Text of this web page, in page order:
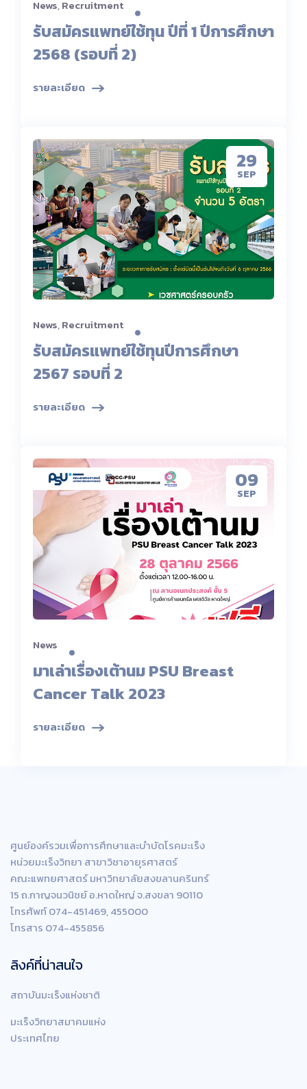
News,Recruitment
รับสมัครแพทย์ใช้ทุน ปีที่ 1 ปีการศึกษา
2568 (รอบที่ 2)
รายละเอียด
29
SEP
News,Recruitment
รับสมัครแพทย์ใช้ทุนปีการศึกษา
2567 รอบที่ 2
รายละเอียด
09
SEP
News
มาเล่าเรื่องเต้านม PSU Breast
Cancer Talk 2023
รายละเอียด
ศูนย์องค์รวมเพื่อการศึกษาและบำบัดโรคมะเร็ง
หน่วยมะเร็งวิทยา สาขาวิชาอายุรศาสตร์
คณะแพทยศาสตร์ มหาวิทยาลัยสงขลานครินทร์
15 ถ.กาญจนวนิชย์ อ.หาดใหญ่ จ.สงขลา 90110
โทรศัพท์ 074-451469, 455000
โทรสาร 074-455856
ลิงค์ที่น่าสนใจ
สถาบันมะเร็งแห่งชาติ
มะเร็งวิทยาสมาคมแห่ง
ประเทศไทย